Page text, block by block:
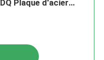
Plaque d'acier